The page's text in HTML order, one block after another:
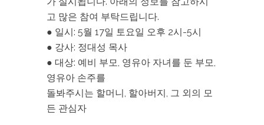
고 많은 참여 부탁드립니다.
● 일시: 5월 17일 토요일 오후 2시-5시
● 강사: 정대성 목사
● 대상: 예비 부모, 영유아 자녀를 둔 부모,
영유아 손주를
돌봐주시는 할머니, 할아버지, 그 외의 모
든 관심자